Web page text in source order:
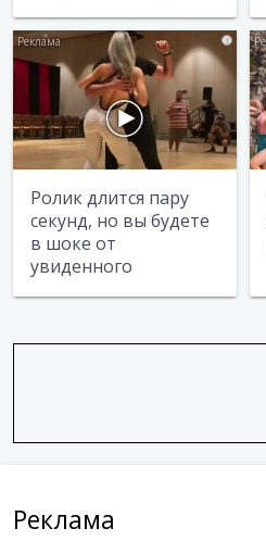
i
Ролик длится пару
секунд, но вы будете
в шоке от
увиденного
Реклама